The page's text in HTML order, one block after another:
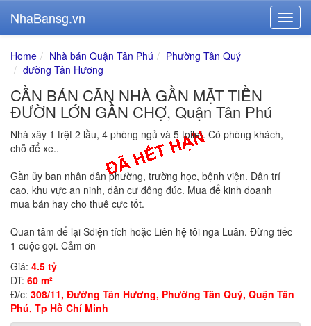
NhaBansg.vn
Home Nhà bán Quận Tân Phú
Phường Tân Quý
đường Tân Hương
CẦN BÁN CĂN NHÀ GẦN MẶT TIỀN
ĐƯỜN LỚN GẦN CHỢ, Quận Tân Phú
Nhà xây 1 trệt 2 lầu, 4 phòng ngủ và 5 toilet. Có phòng khách,
chỗ để xe..
Gần ủy ban nhân dân phường, trường học, bệnh viện. Dân trí
cao, khu vực an ninh, dân cư đông đúc. Mua để kinh doanh
mua bán hay cho thuê cực tốt.
Quan tâm để lại Sdiện tích hoặc Liên hệ tôi nga Luân. Đừng tiếc
1 cuộc gọi. Cảm ơn
Giá: 4.5 tỷ
DT: 60 m²
Đ/c: 308/11, Đường Tân Hương, Phường Tân Quý, Quận Tân
Phú, Tp Hồ Chí Minh